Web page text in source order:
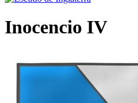
Inocencio IV